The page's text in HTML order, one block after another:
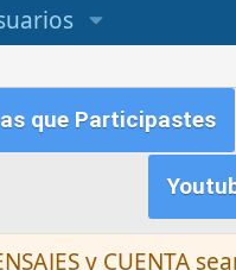
que Participastes
y CUENTA